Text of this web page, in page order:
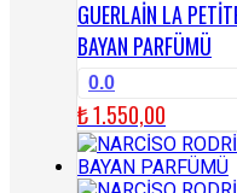
GUERLAİN LA
BAYAN PARFÜMÜ
0.0
₺1.550,00